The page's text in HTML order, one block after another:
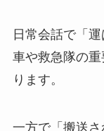
日常会話で「
車や救急隊の
ります。
一方で「搬送